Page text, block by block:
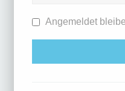
Angemeldet